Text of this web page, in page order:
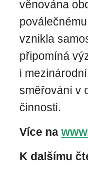
věnována
vznikla
připomíná
i
směřování v
činnosti.
Více na
K dalšímu